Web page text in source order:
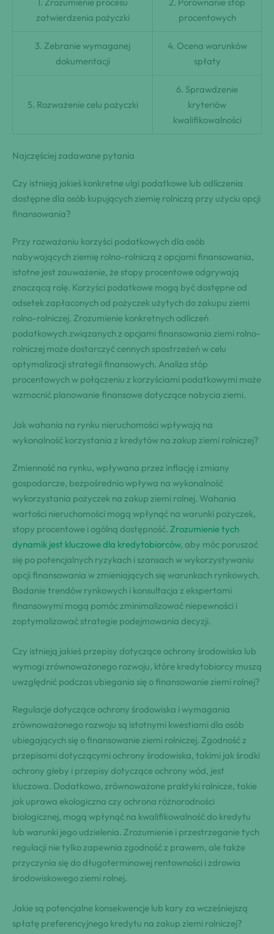
zatwierdzenia pożyczki
procentowych
3. Zebranie wymaganej
dokumentacji
4. Ocena warunków
spłaty
5. Rozważenie celu pożyczki
6. Sprawdzenie
kryteriów
kwalifikowalności
Najczęściej zadawane pytania
Czy istnieją jakieś konkretne ulgi podatkowe lub odliczenia
dostępne dla osób kupujących ziemię rolniczą przy użyciu opcji
finansowania?
Przy rozważaniu korzyści podatkowych dla osób
nabywających ziemię rolno-rolniczą z opcjami finansowania,
istotne jest zauważenie, że stopy procentowe odgrywają
znaczącą rolę. Korzyści podatkowe mogą być dostępne od
odsetek zapłaconych od pożyczek użytych do zakupu ziemi
rolno-rolniczej. Zrozumienie konkretnych odliczeń
podatkowych związanych z opcjami finansowania ziemi rolno-
rolniczej może dostarczyć cennych spostrzeżeń w celu
optymalizacji strategii finansowych. Analiza stóp
procentowych w połączeniu z korzyściami podatkowymi może
wzmocnić planowanie finansowe dotyczące nabycia ziemi.
Jak wahania na rynku nieruchomości wpływają na
wykonalność korzystania z kredytów na zakup ziemi rolniczej?
Zmienność na rynku, wpływana przez inflację i zmiany
gospodarcze, bezpośrednio wpływa na wykonalność
wykorzystania pożyczek na zakup ziemi rolnej. Wahania
wartości nieruchomości mogą wpłynąć na warunki pożyczek,
stopy procentowe i ogólną dostępność. Zrozumienie tych
dynamik jest kluczowe dla kredytobiorców, aby móc poruszać
się po potencjalnych ryzykach i szansach w wykorzystywaniu
opcji finansowania w zmieniających się warunkach rynkowych.
Badanie trendów rynkowych i konsultacja z ekspertami
finansowymi mogą pomóc zminimalizować niepewności i
zoptymalizować strategie podejmowania decyzji.
Czy istnieją jakieś przepisy dotyczące ochrony środowiska lub
wymogi zrównoważonego rozwoju, które kredytobiorcy muszą
uwzględnić podczas ubiegania się o finansowanie ziemi rolnej?
Regulacje dotyczące ochrony środowiska i wymagania
zrównoważonego rozwoju są istotnymi kwestiami dla osób
ubiegających się o finansowanie ziemi rolniczej. Zgodność z
przepisami dotyczącymi ochrony środowiska, takimi jak środki
ochrony gleby i przepisy dotyczące ochrony wód, jest
kluczowa. Dodatkowo, zrównoważone praktyki rolnicze, takie
jak uprawa ekologiczna czy ochrona różnorodności
biologicznej, mogą wpłynąć na kwalifikowalność do kredytu
lub warunki jego udzielenia. Zrozumienie i przestrzeganie tych
regulacji nie tylko zapewnia zgodność z prawem, ale także
przyczynia się do długoterminowej rentowności i zdrowia
środowiskowego ziemi rolnej.
Jakie są potencjalne konsekwencje lub kary za wcześniejszą
spłatę preferencyjnego kredytu na zakup ziemi rolniczej?